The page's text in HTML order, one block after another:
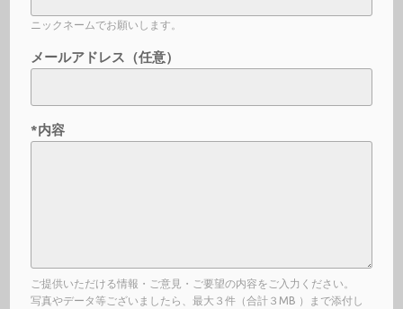
ニックネームでお願いします。
メールアドレス（任意）
*内容
ご提供いただける情報・ご意見・ご要望の内容をご入力ください。
写真やデータ等ございましたら、最大３件（合計３MB ）まで添付し